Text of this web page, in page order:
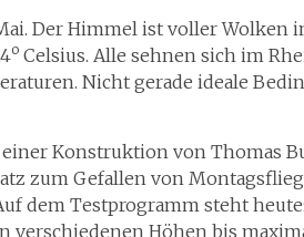
Der Himmel ist voller Wolken
o Celsius. Alle sehnen sich im
Nicht gerade ideale
Konstruktion von Thomas
zum Gefallen von
dem Testprogramm steht
Höhen bis